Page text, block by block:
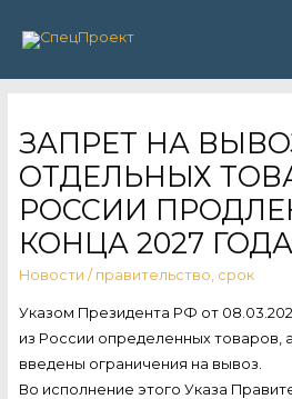
ЗАПРЕТ НА
ОТДЕЛЬНЫХ
РОССИИ
КОНЦА 2027 ГОДА
Новости / правительство срок
Указом Президента РФ от
из России определенных товаров,
введены ограничения на вывоз.
Во исполнение этого Указа